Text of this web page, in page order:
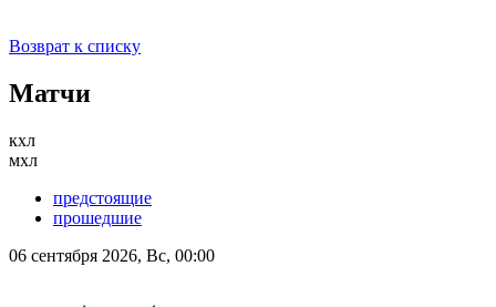
Возврат к списку
Матчи
кхл
мхл
предстоящие
прошедшие
06 сентября 2026, Вс, 00:00